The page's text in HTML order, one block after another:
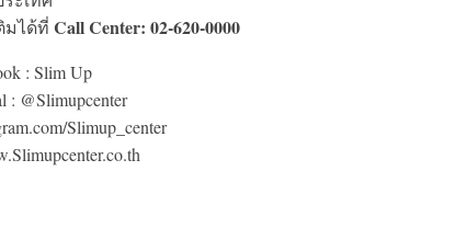
มได้ที่ Call Center: 02-620-0000
: Slim Up
: @Slimupcenter
Slimup_center